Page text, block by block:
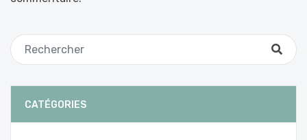
CATÉGORIES